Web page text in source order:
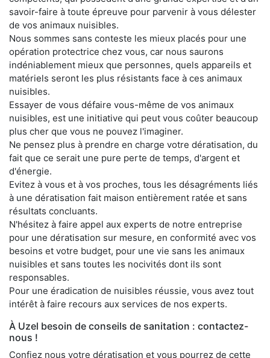
savoir-faire à toute épreuve pour parvenir à vous délester
de vos animaux nuisibles.
Nous sommes sans conteste les mieux placés pour une
opération protectrice chez vous, car nous saurons
indéniablement mieux que personnes, quels appareils et
matériels seront les plus résistants face à ces animaux
nuisibles.
Essayer de vous défaire vous-même de vos animaux
nuisibles, est une initiative qui peut vous coûter beaucoup
plus cher que vous ne pouvez l'imaginer.
Ne pensez plus à prendre en charge votre dératisation, du
fait que ce serait une pure perte de temps, d'argent et
d'énergie.
Evitez à vous et à vos proches, tous les désagréments liés
à une dératisation fait maison entièrement ratée et sans
résultats concluants.
N'hésitez à faire appel aux experts de notre entreprise
pour une dératisation sur mesure, en conformité avec vos
besoins et votre budget, pour une vie sans les animaux
nuisibles et sans toutes les nocivités dont ils sont
responsables.
Pour une éradication de nuisibles réussie, vous avez tout
intérêt à faire recours aux services de nos experts.
À Uzel besoin de conseils de sanitation : contactez-
nous !
Confiez nous votre dératisation et vous pourrez de cette